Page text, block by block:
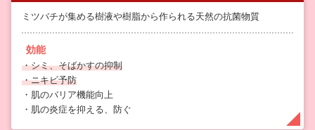
ミツバチが集める樹液や樹脂から作られる天然の抗菌物質
効能
・シミ、そばかすの抑制
・ニキビ予防
・肌のバリア機能向上
・肌の炎症を抑える、防ぐ